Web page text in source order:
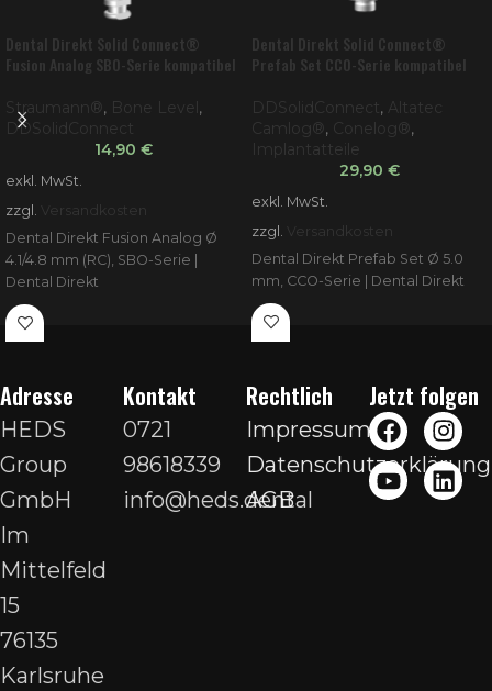
Dental Direkt Solid Connect®
Fusion Analog SBO-Serie kompatibel
Straumann® , Bone Level ,
DDSolidConnect
14,90 €
exkl. MwSt.
zzgl.
Versandkosten
Dental Direkt Fusion Analog Ø
4.1/4.8 mm (RC), SBO-Serie |
Dental Direkt
Dental Direkt Solid Connect®
Prefab Set CCO-Serie kompatibel
DDSolidConnect , Altatec
Camlog® , Conelog® ,
Implantatteile
29,90 €
exkl. MwSt.
zzgl.
Versandkosten
Dental Direkt Prefab Set Ø 5.0
mm, CCO-Serie | Dental Direkt
Adresse
HEDS
Group
GmbH
Im
Mittelfeld
15
76135
Karlsruhe
Kontakt
0721
98618339
info@heds.dental
Rechtlich
Impressum
Datenschutzerklärung
AGB
Jetzt folgen